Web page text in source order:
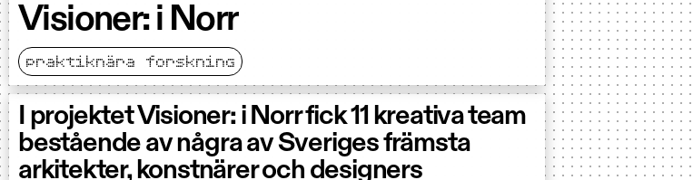
Visioner: i Norr
praktiknära forskning
I projektet Visioner: i Norr fick 11 kreativa team
bestående av några av Sveriges främsta
arkitekter, konstnärer och designers